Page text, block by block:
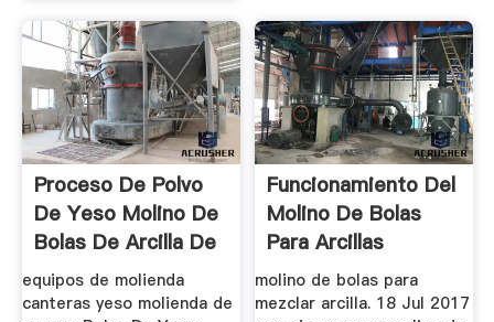
Proceso De Polvo
De Yeso Molino De
Bolas De Arcilla De
...
equipos de molienda
canteras yeso molienda de
Funcionamiento Del
Molino De Bolas
Para Arcillas
molino de bolas para
mezclar arcilla. 18 Jul 2017